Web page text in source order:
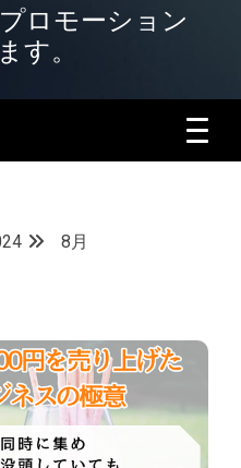
ロモーション
す。
8月